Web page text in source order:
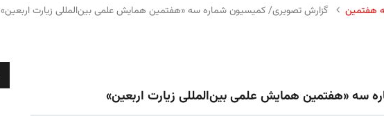
هفتمین گزارش تصویری/ کمیسیون شماره سه «هفتمین همایش علمی بین‌المللی زیارت اربعین»
سه «هفتمین همایش علمی بین‌المللی زیارت اربعین»